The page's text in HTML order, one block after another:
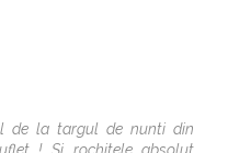
de la targul de nunti din
! Si rochitele absolut